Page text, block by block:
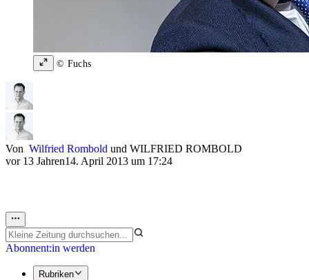
© Fuchs
Von Wilfried Rombold und WILFRIED ROMBOLD
vor 13 Jahren14. April 2013 um 17:24
Abonnent:in werden
Rubriken